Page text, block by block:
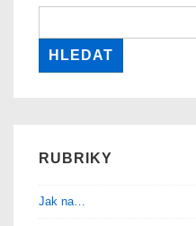
RUBRIKY
Jak na…